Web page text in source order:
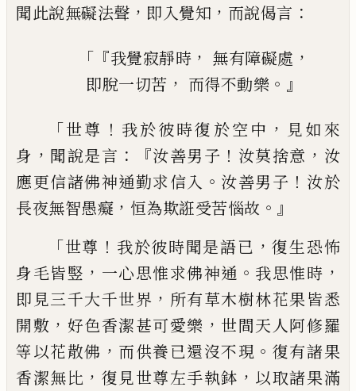
聞此說無礙法聲 ， 即入覺知 ， 而說偈言 ：
「『我覺寂靜時 ， 無有障礙處 ，
即脫一切苦 ， 而得不動樂 。』
「世尊 ！ 我於彼時復於空中 ， 見如來
身 ， 聞說是言 ：『汝善男子 ！ 汝莫捨意 ， 汝
應更信諸佛神通勤求信入 。 汝善男子 ！ 汝於
長夜無智愚癡 ， 恒為欺誑受苦惱故 。』
「世尊 ！ 我於彼時聞是語已 ，復生恐怖
身毛皆竪 ， 一心思惟求佛神通 。 我思惟時 ，
即見三千大千世界 ， 所有草木樹林花果皆悉
開敷 ， 好色香潔甚可愛樂 ， 世間天人阿修羅
等以花散佛 ， 而供養已還沒不現 。 復有諸果
香潔無比 ， 復見世尊左手執鉢 ， 以取諸果滿